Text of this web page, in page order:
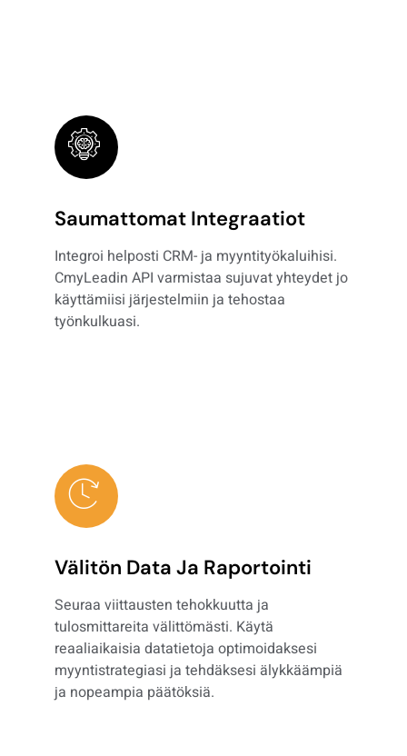
Saumattomat Integraatiot
Integroi helposti CRM- ja myyntityökaluihisi.
CmyLeadin API varmistaa sujuvat yhteydet jo
käyttämiisi järjestelmiin ja tehostaa
työnkulkuasi.
Välitön Data Ja Raportointi
Seuraa viittausten tehokkuutta ja
tulosmittareita välittömästi. Käytä
reaaliaikaisia ​​datatietoja optimoidaksesi
myyntistrategiasi ja tehdäksesi älykkäämpiä
ja nopeampia päätöksiä.